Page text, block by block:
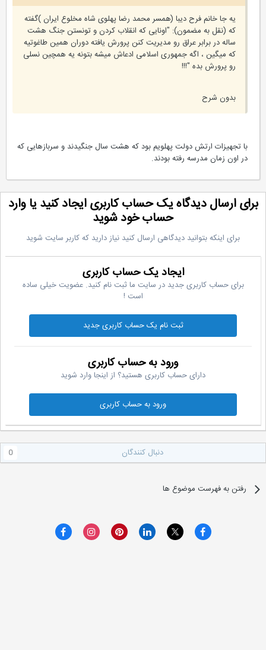
یه جا خانم فرح دیبا (همسر محمد رضا پهلوی شاه مخلوع ایران )گفته
که (نقل به مضمون): "اونایی که انقلاب کردن و تونستن جنگ هشت
ساله در برابر عراق رو مدیریت کنن پرورش یافته دوران همین طاغوتیه
که میگین ، اگه جمهوری اسلامی ادعاش میشه بتونه یه همچین نسلی
رو پرورش بده "!!!
بدون شرح
با تجهیزات ارتش دولت پهلویم بود که هشت سال جنگیدند و سربازهایی که
در اون زمان مدرسه رفته بودند.
ارسال دیدگاه یک حساب کاربری ایجاد کنید یا وارد
حساب خود شوید
برای اینکه بتوانید دیدگاهی ارسال کنید نیاز دارید که کاربر سایت شوید
ایجاد یک حساب کاربری
برای حساب کاربری جدید در سایت ما ثبت نام کنید. عضویت خیلی ساده
است !
ثبت نام یک حساب کاربری جدید
ورود به حساب کاربری
دارای حساب کاربری هستید؟ از اینجا وارد شوید
ورود به حساب کاربری
دنبال کنندگان
رفتن به فهرست موضوع ها